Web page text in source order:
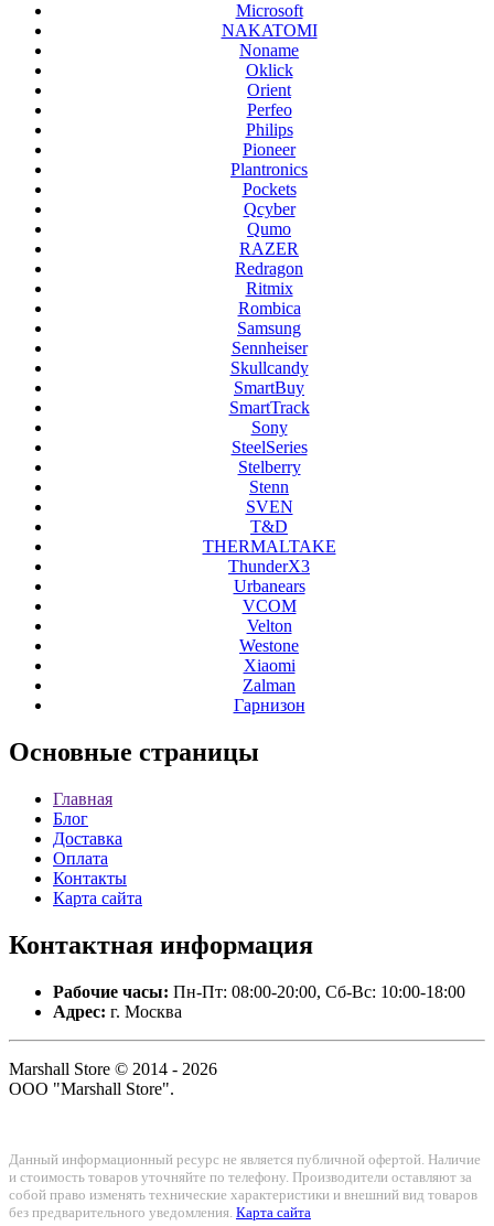
Microsoft
NAKATOMI
Noname
Oklick
Orient
Perfeo
Philips
Pioneer
Plantronics
Pockets
Qcyber
Qumo
RAZER
Redragon
Ritmix
Rombica
Samsung
Sennheiser
Skullcandy
SmartBuy
SmartTrack
Sony
SteelSeries
Stelberry
Stenn
SVEN
T&D
THERMALTAKE
ThunderX3
Urbanears
VCOM
Velton
Westone
Xiaomi
Zalman
Гарнизон
Основные страницы
Главная
Блог
Доставка
Оплата
Контакты
Карта сайта
Контактная информация
Рабочие часы: Пн-Пт: 08:00-20:00, Сб-Вс: 10:00-18:00
Адрес: г. Москва
Marshall Store © 2014 - 2026
ООО "Marshall Store".
Данный информационный ресурс не является публичной офертой. Наличие
и стоимость товаров уточняйте по телефону. Производители оставляют за
собой право изменять технические характеристики и внешний вид товаров
без предварительного уведомления. Карта сайта